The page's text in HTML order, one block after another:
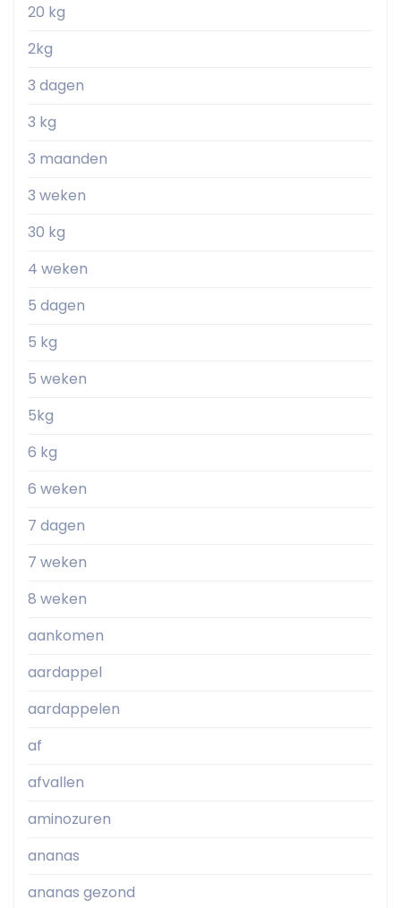
20 kg
2kg
3 dagen
3 kg
3 maanden
3 weken
30 kg
4 weken
5 dagen
5 kg
5 weken
5kg
6 kg
6 weken
7 dagen
7 weken
8 weken
aankomen
aardappel
aardappelen
af
afvallen
aminozuren
ananas
ananas gezond